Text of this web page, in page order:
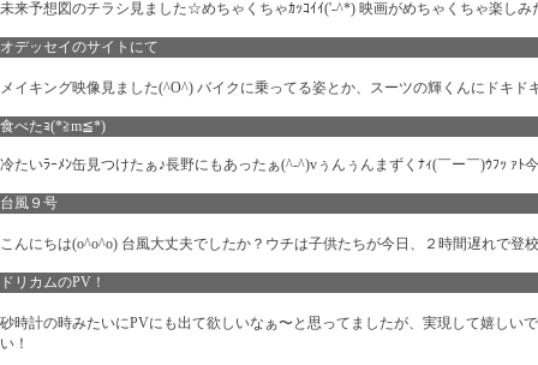
未来予想図のチラシ見ました☆めちゃくちゃｶｯｺｲｲ('-^*) 映画がめちゃくちゃ楽しみ
オデッセイのサイトにて
メイキング映像見ました(^O^) バイクに乗ってる姿とか、スーツの輝くんにドキ
食べたｮ(*≧m≦*)
冷たいﾗｰﾒﾝ缶見つけたぁ♪長野にもあったぁ(^-^)vぅんぅんまずくﾅｨ(￣ー￣)ｳﾌｯ
台風９号
こんにちは(o^o^o) 台風大丈夫でしたか？ウチは子供たちが今日、２時間遅れで
ドリカムのPV！
砂時計の時みたいにPVにも出て欲しいなぁ〜と思ってましたが、実現して嬉し
い！